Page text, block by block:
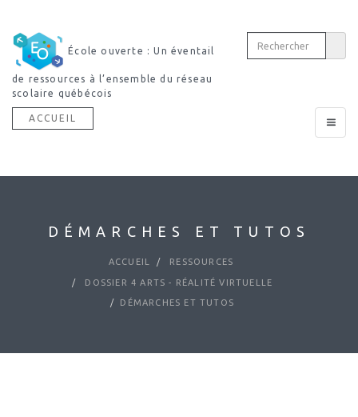
École ouverte : Un éventail
de ressources à l’ensemble du réseau
scolaire québécois
Toggle
ACCUEIL
DÉMARCHES ET TUTOS
ACCUEIL RESSOURCES
DOSSIER 4 ARTS - RÉALITÉ VIRTUELLE
DÉMARCHES ET TUTOS